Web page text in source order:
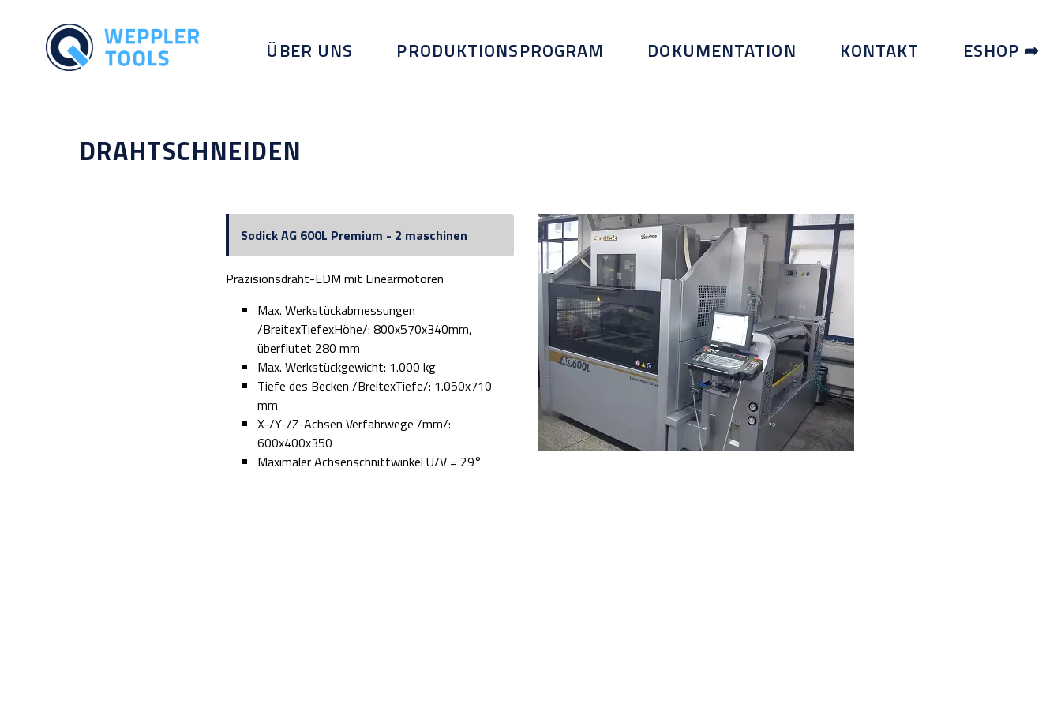
ÜBER UNS PRODUKTIONSPROGRAM DOKUMENTATION KONTAKT ESHOP ➦
DRAHTSCHNEIDEN
Sodick AG 600L Premium - 2 maschinen
Präzisionsdraht-EDM mit Linearmotoren
Max. Werkstückabmessungen
/BreitexTiefexHöhe/: 800x570x340mm,
überflutet 280 mm
Max. Werkstückgewicht: 1.000 kg
Tiefe des Becken /BreitexTiefe/: 1.050x710
mm
X-/Y-/Z-Achsen Verfahrwege /mm/:
600x400x350
Maximaler Achsenschnittwinkel U/V = 29°